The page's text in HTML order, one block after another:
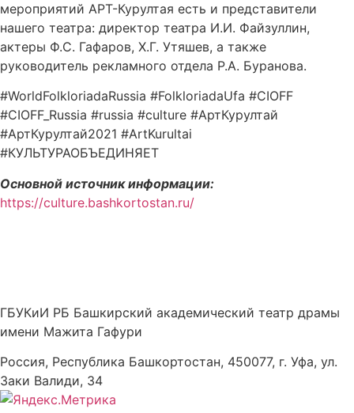
мероприятий АРТ-Курултая есть и представители
нашего театра: директор театра И.И. Файзуллин,
актеры Ф.С. Гафаров, Х.Г. Утяшев, а также
руководитель рекламного отдела Р.А. Буранова.
#WorldFolkloriadaRussia #FolkloriadaUfa #CIOFF
#CIOFF_Russia #russia #culture #АртКурултай
#АртКурултай2021 #ArtKurultai
#КУЛЬТУРАОБЪЕДИНЯЕТ
Основной источник информации:
https://culture.bashkortostan.ru/
ГБУКиИ РБ Башкирский академический театр драмы
имени Мажита Гафури
Россия, Республика Башкортостан, 450077, г. Уфа, ул.
Заки Валиди, 34